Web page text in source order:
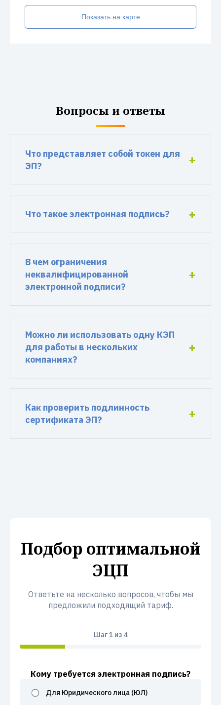
Показать на карте
Вопросы и ответы
Что представляет собой токен для
ЭП?
Что такое электронная подпись?
В чем ограничения
неквалифицированной
электронной подписи?
Можно ли использовать одну КЭП
для работы в нескольких
компаниях?
Как проверить подлинность
сертификата ЭП?
Подбор оптимальной
ЭЦП
Ответьте на несколько вопросов, чтобы мы
предложили подходящий тариф.
Шаг1из 4
Кому требуется электронная подпись?
Для Юридического лица (ЮЛ)